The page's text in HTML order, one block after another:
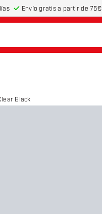
Envío gratis a partir de 75€
Black